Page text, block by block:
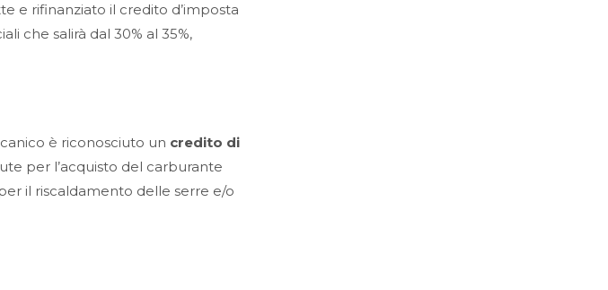
e rifinanziato il credito d’imposta
che salirà dal 30% al 35%,
è riconosciuto un credito di
per l’acquisto del carburante
il riscaldamento delle serre e/o